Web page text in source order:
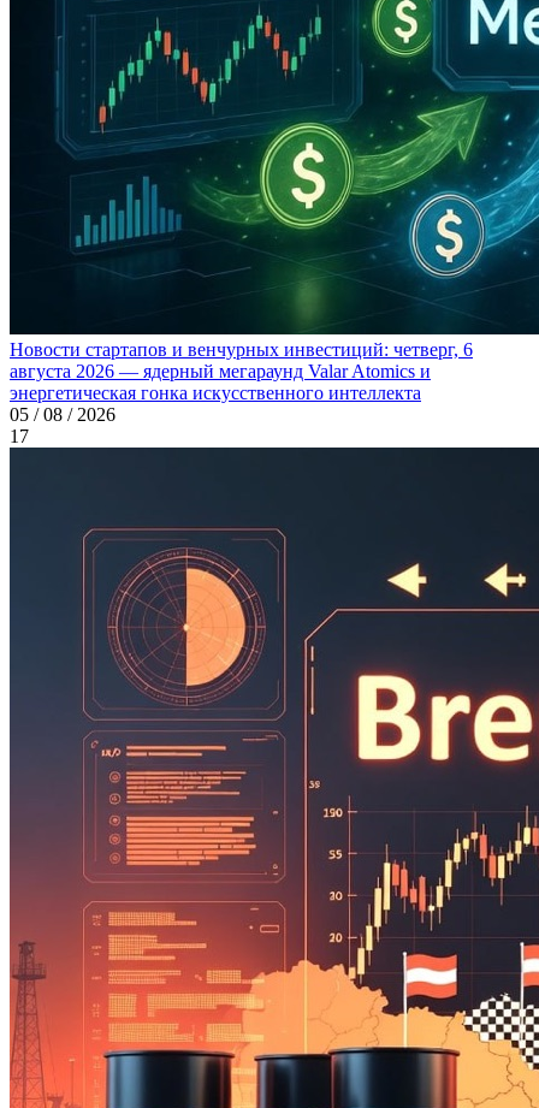
Новости стартапов и венчурных инвестиций: четверг, 6
августа 2026 — ядерный мегараунд Valar Atomics и
энергетическая гонка искусственного интеллекта
05 / 08 / 2026
17